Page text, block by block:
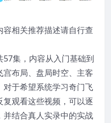
相关推荐描述请自行查
集，内容从入门基础到
布局、盘局时空、主客
对于希望系统学习奇门飞
观看这些视频，可以逐
结合真人实录中的实战